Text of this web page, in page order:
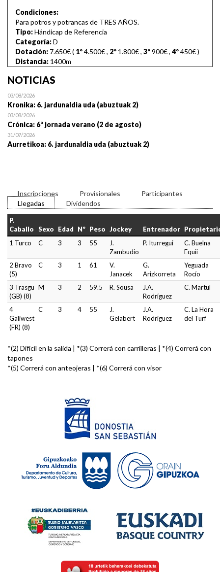
Condiciones:
Para potros y potrancas de TRES AÑOS.
Tipo:Hándicap de Referencia
Categoría:D
Dotación: 7.650€ ( 1º4.500€, 2º 1.800€, 3º900€, 4º450€)
Distancia: 1400m
NOTICIAS
03/08/2026
Kronika: 6. jardunaldia uda (abuztuak 2)
03/08/2026
Crónica: 6ª jornada verano (2 de agosto)
31/07/2026
Aurretikoa: 6. jardunaldia uda (abuztuak 2)
Inscripciones Provisionales
Participantes
Llegadas
Dividendos
P.
Caballo
Sexo Edad Nº Peso Jockey Entrenador
1 Turco
C 3 3 55
J.
Zambudio
P. Iturregui
C. Buelna
Equii
2 Bravo
(5)
C 3 1 61
V.
Janacek
G.
Arizkorreta
Yeguada
Rocío
3 Trasgu
(GB) (8)
M 3 2 59.5 R. Sousa
J.A.
Rodríguez
C. Martul
4
Galiwest
(FR) (8)
C 3 4 55
J.
Gelabert
J.A.
Rodríguez
C. La Hora
del Turf
*(2) Difícil en la salida | *(3) Correrá con carrilleras | *(4) Correrá con
tapones
*(5) Correrá con anteojeras | *(6) Correrá con visor